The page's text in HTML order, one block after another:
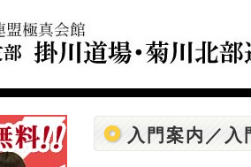
入門案内／